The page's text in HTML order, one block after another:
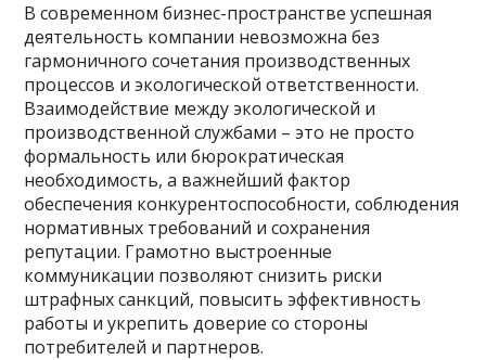
В современном бизнес-пространстве успешная
деятельность компании невозможна без
гармоничного сочетания производственных
процессов и экологической ответственности.
Взаимодействие между экологической и
производственной службами – это не просто
формальность или бюрократическая
необходимость, а важнейший фактор
обеспечения конкурентоспособности, соблюдения
нормативных требований и сохранения
репутации. Грамотно выстроенные
коммуникации позволяют снизить риски
штрафных санкций, повысить эффективность
работы и укрепить доверие со стороны
потребителей и партнеров.